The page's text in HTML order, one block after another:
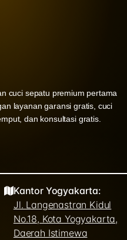
cuci sepatu premium pertama
layanan garansi gratis, cuci
dan konsultasi gratis.
Kantor Yogyakarta:
Jl. Langenastran Kidul
No.18, Kota Yogyakarta,
Daerah Istimewa